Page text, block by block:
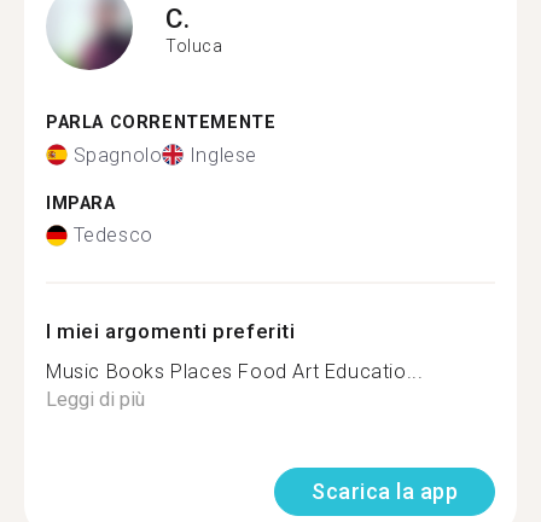
C.
Toluca
PARLA CORRENTEMENTE
Spagnolo Inglese
IMPARA
Tedesco
I miei argomenti preferiti
Music Books Places Food Art Educatio...
Leggi di più
Scarica la app